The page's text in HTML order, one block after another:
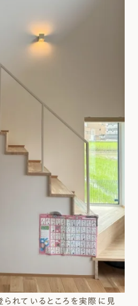
られているところを実際に見